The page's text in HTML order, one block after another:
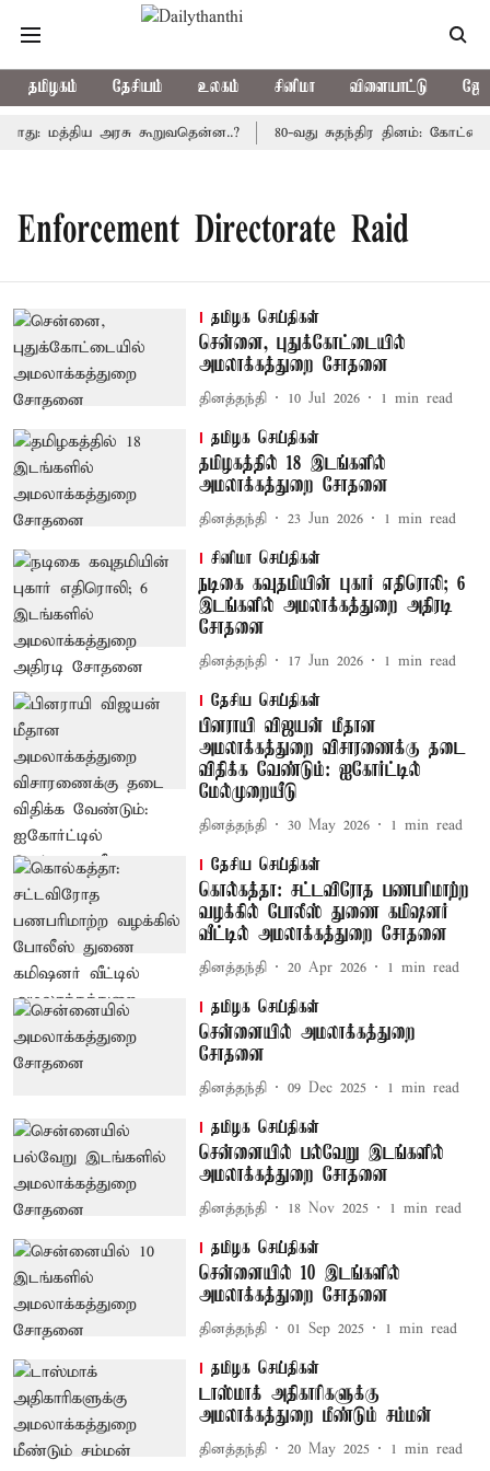
தமிழகம் தேசியம் உலகம் சினிமா விளையாட்டு
மத்திய அரசு கூறுவதென்ன..? 80-வது சுதந்திர தினம்:
Enforcement Directorate Raid
தமிழக செய்திகள்
சென்னை, புதுக்கோட்டையில்
அமலாக்கத்துறை சோதனை
தினத்தந்தி 10 Jul 2026 1 min read
தமிழக செய்திகள்
தமிழகத்தில் 18 இடங்களில்
அமலாக்கத்துறை சோதனை
தினத்தந்தி 23 Jun 2026 1 min read
சினிமா செய்திகள்
நடிகை கவுதமியின் புகார் எதிரொலி; 6
இடங்களில் அமலாக்கத்துறை அதிரடி
சோதனை
தினத்தந்தி 17 Jun 2026 1 min read
தேசிய செய்திகள்
பினராயி விஜயன் மீதான
அமலாக்கத்துறை விசாரணைக்கு தடை
விதிக்க வேண்டும்: ஐகோர்ட்டில்
மேல்முறையீடு
தினத்தந்தி 30 May 2026 1 min read
தேசிய செய்திகள்
கொல்கத்தா: சட்டவிரோத பணபரிமாற்ற
வழக்கில் போலீஸ் துணை கமிஷனர்
வீட்டில் அமலாக்கத்துறை சோதனை
தினத்தந்தி 20 Apr 2026 1 min read
தமிழக செய்திகள்
சென்னையில் அமலாக்கத்துறை
சோதனை
தினத்தந்தி 09 Dec 2025 1 min read
தமிழக செய்திகள்
சென்னையில் பல்வேறு இடங்களில்
அமலாக்கத்துறை சோதனை
தினத்தந்தி 18 Nov 2025 1 min read
தமிழக செய்திகள்
சென்னையில் 10 இடங்களில்
அமலாக்கத்துறை சோதனை
தினத்தந்தி 01 Sep 2025 1 min read
தமிழக செய்திகள்
டாஸ்மாக் அதிகாரிகளுக்கு
அமலாக்கத்துறை மீண்டும் சம்மன்
தினத்தந்தி 20 May 2025 1 min read